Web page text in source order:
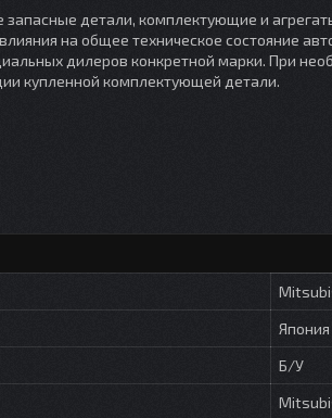
детали, комплектующие и
на общее техническое состояние
дилеров конкретной марки. При
купленной комплектующей детали.
Япония
Б/У